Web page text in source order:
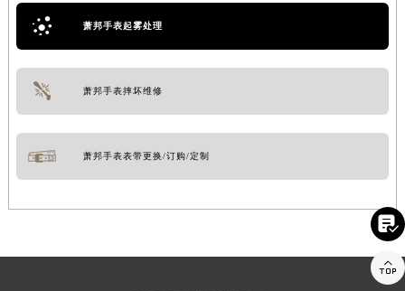
萧邦手表起雾处理
萧邦手表摔坏维修
萧邦手表表带更换/订购/定制

